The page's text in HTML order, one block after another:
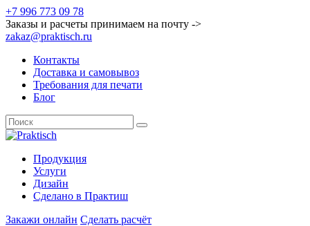
+7 996 773 09 78
Заказы и расчеты принимаем на почту ->
zakaz@praktisch.ru
Контакты
Доставка и самовывоз
Требования для печати
Блог
Продукция
Услуги
Дизайн
Cделано в Практиш
Закажи онлайн Сделать расчёт